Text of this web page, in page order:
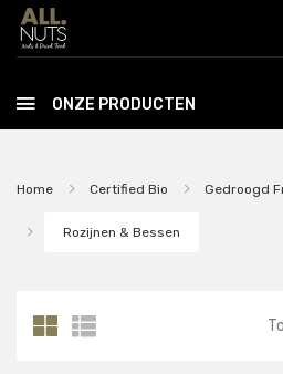
Skip to main content
ONZE PRODUCTEN
Home Certified Bio Gedroogd
Rozijnen & Bessen